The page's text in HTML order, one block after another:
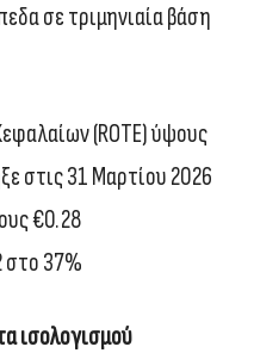
σε τριμηνιαία βάση
(ROTE) ύψους
στις 31 Μαρτίου 2026
€0.28
στο 37%
ισολογισμού